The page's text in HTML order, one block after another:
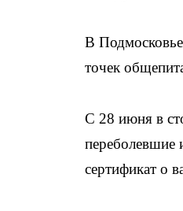
В
точек
С 28 июня в
переболевшие
сертификат о